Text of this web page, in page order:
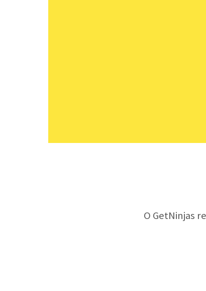
O GetNinjas